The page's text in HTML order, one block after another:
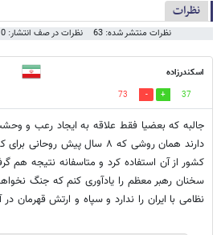
نظرات
نظرات منتشر شده: 63 نظرات در صف انتشار: 0
اسکندرزاده
37
73
جالبه که بعضیا فقط علاقه به ایجاد رعب و
دارند همان روشی که ۸ سال پیش
کشور از آن استفاده کرد و متاسفانه نتیجه هم
سخنان رهبر معظم را یادآوری کنم که جنگ
نظامی با ایران را ندارد و سپاه و ارتش قهرمان